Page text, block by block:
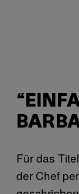
Für das
der Chef